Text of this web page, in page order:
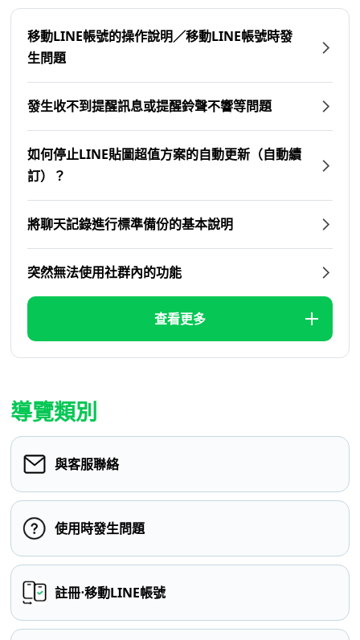
移動LINE帳號的操作說明／移動LINE帳號時發
生問題
發生收不到提醒訊息或提醒鈴聲不響等問題
如何停止LINE貼圖超值方案的自動更新（自動續
訂）？
將聊天記錄進行標準備份的基本說明
突然無法使用社群內的功能
查看更多
導覽類別
與客服聯絡
使用時發生問題
註冊⋅移動LINE帳號